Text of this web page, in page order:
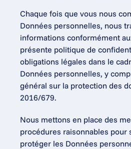
Chaque fois que vous nous
Données personnelles, nous
informations conformément
présente politique de
obligations légales dans le
Données personnelles, y
général sur la protection des
2016/679.
Nous mettons en place des
procédures raisonnables pour
protéger les Données